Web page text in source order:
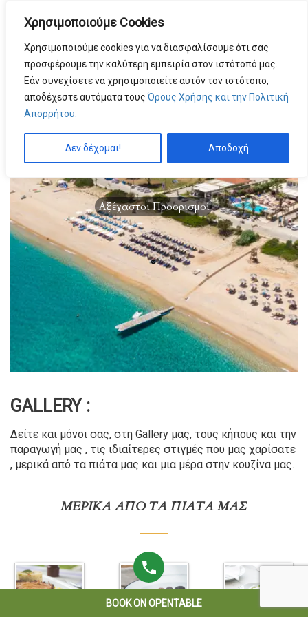
Χρησιμοποιούμε Cookies
Χρησιμοποιούμε cookies για να διασφαλίσουμε ότι σας
προσφέρουμε την καλύτερη εμπειρία στον ιστότοπό μας.
Εάν συνεχίσετε να χρησιμοποιείτε αυτόν τον ιστότοπο,
αποδέχεστε αυτόματα τους Όρους Χρήσης και την Πολιτική
Απορρήτου.
Δεν δέχομαι! Αποδοχή
BOOK ON OPENTABLE
Αξέχαστοι Προορισμοί
GALLERY :
Δείτε και μόνοι σας, στη Gallery μας, τους κήπους και την
παραγωγή μας , τις ιδιαίτερες στιγμές που μας χαρίσατε
, μερικά από τα πιάτα μας και μια μέρα στην κουζίνα μας.
ΜΕΡΙΚΆ ΑΠΌ ΤΑ ΠΙΆΤΑ ΜΑΣ